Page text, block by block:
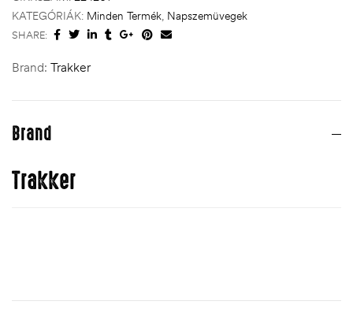
KATEGÓRIÁK: Minden Termék, Napszemüvegek
SHARE:
Brand: Trakker
Brand
Trakker